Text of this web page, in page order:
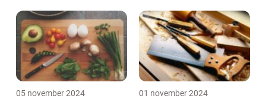
05 november 2024 01 november 2024